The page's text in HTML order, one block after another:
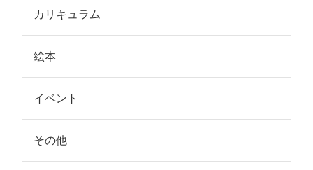
カリキュラム
絵本
イベント
その他